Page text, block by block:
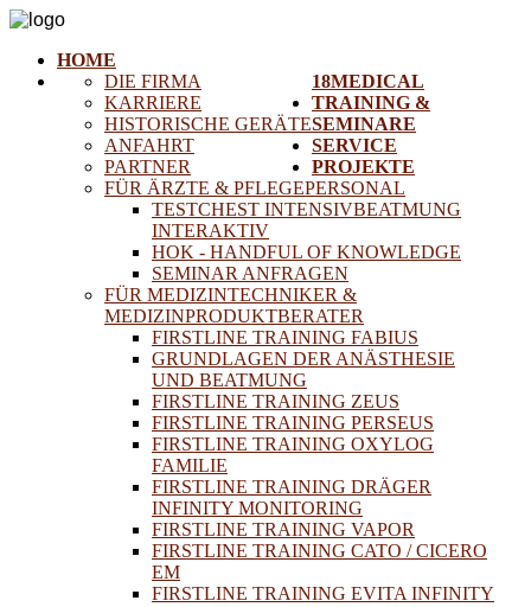
HOME
18MEDICAL
DIE FIRMA
KARRIERE
HISTORISCHE GERÄTE
ANFAHRT
PARTNER
TRAINING &
SEMINARE
FÜR ÄRZTE & PFLEGEPERSONAL
TESTCHEST INTENSIVBEATMUNG
INTERAKTIV
HOK - HANDFUL OF KNOWLEDGE
SEMINAR ANFRAGEN
FÜR MEDIZINTECHNIKER &
MEDIZINPRODUKTBERATER
FIRSTLINE TRAINING FABIUS
GRUNDLAGEN DER ANÄSTHESIE
UND BEATMUNG
FIRSTLINE TRAINING ZEUS
FIRSTLINE TRAINING PERSEUS
FIRSTLINE TRAINING OXYLOG
FAMILIE
FIRSTLINE TRAINING DRÄGER
INFINITY MONITORING
FIRSTLINE TRAINING VAPOR
FIRSTLINE TRAINING CATO / CICERO
EM
FIRSTLINE TRAINING EVITA INFINITY
SERVICE
PROJEKTE